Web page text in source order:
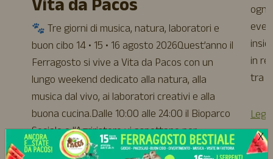
Vita da Pacos
🐾 Tre giorni di musica, natura, laboratori e
buon cibo 14 • 15 • 16 agosto 2026Quest’anno il
Ferragosto si vive a Vita da Pacos con un
lungo weekend dedicato alla natura, alla
musica dal vivo, ai laboratori creativi e alla
buona cucina.Dalle 10:00 alle 24:00 il Bioparco
Sociale e l’Agriristoro vi aspettano per
trascorrere […]
in
tra
X